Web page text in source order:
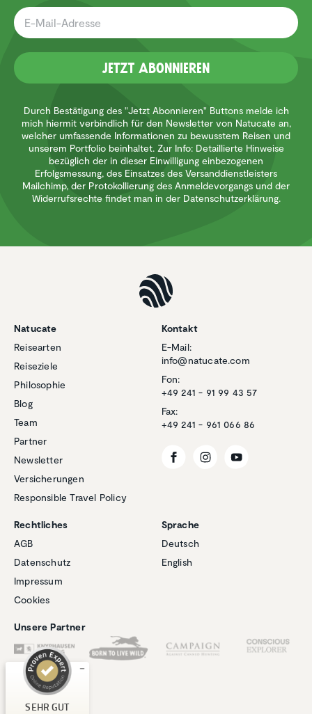
Jetzt Abonnieren
Durch Bestätigung des "Jetzt Abonnieren" Buttons melde ich
mich hiermit verbindlich für den Newsletter von Natucate an,
welcher umfassende Informationen zu bewusstem Reisen und
unserem Portfolio beinhaltet. Zur Info: Detaillierte Hinweise
bezüglich der in dieser Einwilligung einbezogenen
Erfolgsmessung, des Einsatzes des Versanddienstleisters
Mailchimp, der Protokollierung des Anmeldevorgangs und der
Widerrufsrechte findet man in der Datenschutzerklärung.
Natucate
Reisearten
Reiseziele
Philosophie
Blog
Team
Partner
Newsletter
Versicherungen
Responsible Travel Policy
Kontakt
E-Mail:
info@natucate.com
Fon:
+49 241 - 91 99 43 57
Fax:
+49 241 - 961 066 86
Rechtliches
AGB
Datenschutz
Impressum
Cookies
Sprache
Deutsch
English
Unsere Partner
SEHR GUT
Empfehlungen auf
ProvenExpert.com
4,94
/
5,00
267
anderen Quellen